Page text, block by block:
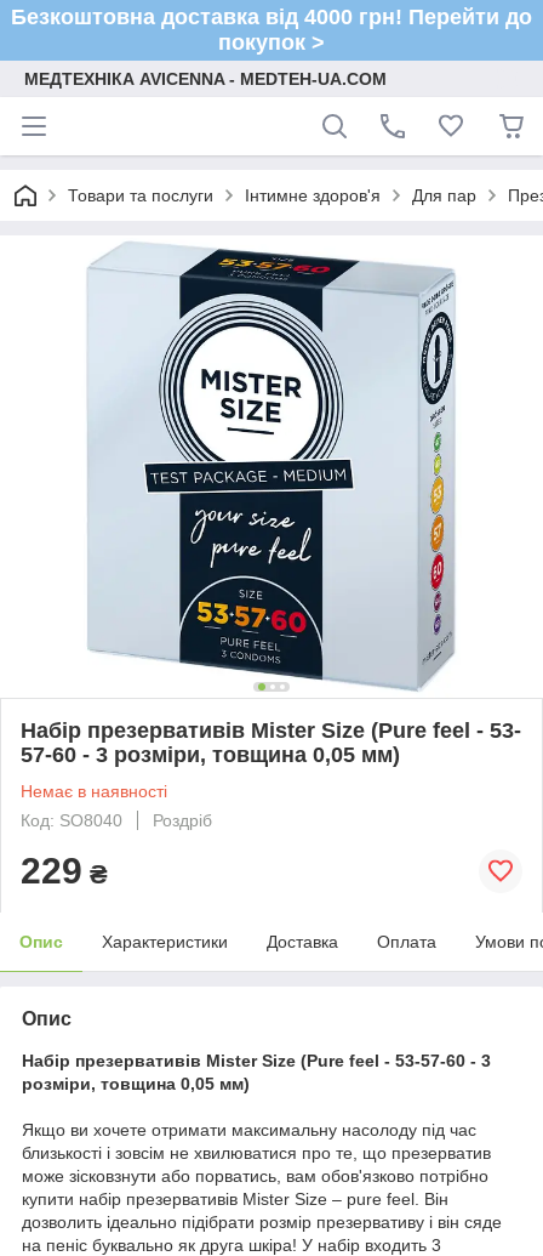
Безкоштовна доставка від 4000 грн! Перейти до
покупок >
МЕДТЕХНІКА AVICENNA - MEDTEH-UA.COM
Товари та послуги Інтимне здоров'я Для пар
Набір презервативів Mister Size (Pure feel - 53-
57-60 - 3 розміри, товщина 0,05 мм)
Немає в наявності
Код: SO8040
Роздріб
229 ₴
Опис Характеристики Доставка Оплата Умови
Опис
Набір презервативів Mister Size (Pure feel - 53-57-60 - 3
розміри, товщина 0,05 мм)
Якщо ви хочете отримати максимальну насолоду під час
близькості і зовсім не хвилюватися про те, що презерватив
може зісковзнути або порватись, вам обов'язково потрібно
купити набір презервативів Mister Size – pure feel. Він
дозволить ідеально підібрати розмір презервативу і він сяде
на пеніс буквально як друга шкіра! У набір входить 3